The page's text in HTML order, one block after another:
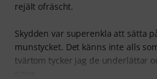
rejält ofräscht.
Skydden var superenkla att sätta
munstycket. Det känns inte alls
tvärtom tycker jag de underlättar